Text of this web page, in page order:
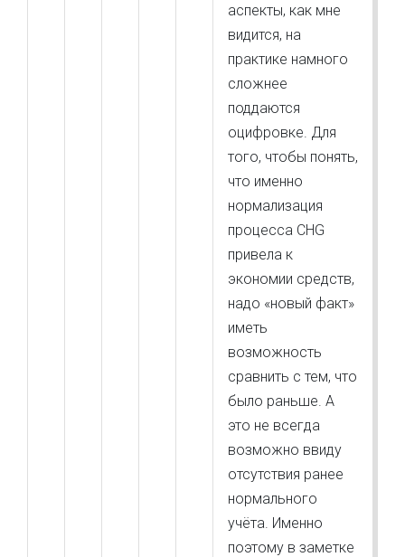
аспекты, как мне
видится, на
практике намного
сложнее
поддаются
оцифровке. Для
того, чтобы понять,
что именно
нормализация
процесса CHG
привела к
экономии средств,
надо «новый факт»
иметь
возможность
сравнить с тем, что
было раньше. А
это не всегда
возможно ввиду
отсутствия ранее
нормального
учёта. Именно
поэтому в заметке